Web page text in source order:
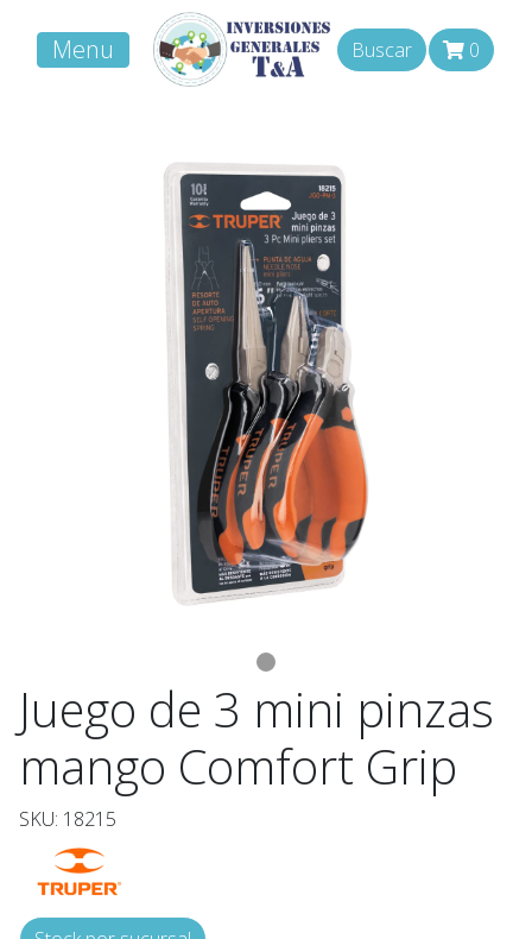
Menu Buscar 0
Juego de 3 mini pinzas
mango Comfort Grip
SKU: 18215